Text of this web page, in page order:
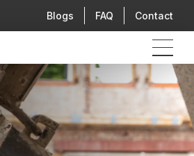
Blogs FAQ Contact